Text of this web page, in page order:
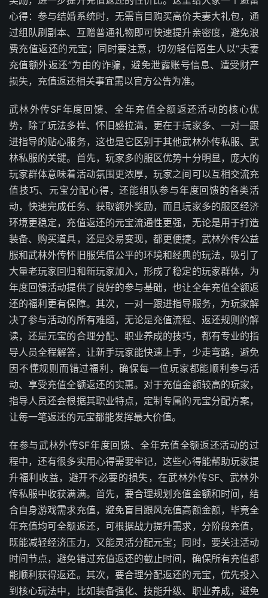
心得：参与结婚系统时，无需盲目购买高价夫妻大礼包，通
过组队刷副本、互赠普通礼物即可快速提升亲密度，避免浪
费充值返还的元宝；同时要注意，切勿轻信陌生人以“夫妻
充值额外返还”为由的诈骗，避免泄露账号信息、遭受财产
损失，充值返还相关事宜需以官方公告为准。
武林外传SF年度回馈、全年充值全额返还活动的核心优
势，除了玩法多样、怀旧感拉满，更在于玩家多、一对一跟
进指导的贴心服务，这也是它区别于其他武林外传私服、武
林私服的关键。首先，玩家多的服区优势十分明显，庞大的
玩家群体意味着活动氛围更浓厚，玩家之间可以互相交流充
值技巧、元宝分配心得，还能组队参与年度回馈的各类活
动，快速完成任务、获取额外奖励，而且玩家多的服区经济
环境更稳定，充值返还的元宝流通性更强，无论是用于打造
装备、购买道具，还是交易变现，都更便捷。武林外传公益
服和武林外传怀旧服凭借公平的环境和经典的玩法，吸引了
大量老玩家回归和新玩家加入，形成了稳定的玩家群体，为
年度回馈活动提供了良好的参与基础，也让全年充值全额返
还的福利更有保障。其次，一对一跟进指导服务，为玩家解
决了参与活动的所有难题，无论是充值流程、返还规则的解
读，还是元宝的合理分配、职业养成的技巧，都有专业的指
导人员全程解答，让新手玩家能快速上手，少走弯路，避免
因不懂规则而错过福利，确保每一位玩家都能顺利参与活
动、享受充值全额返还的实惠。对于充值金额较高的玩家，
指导人员还会根据其职业特点，定制专属的元宝分配方案，
让每一笔返还的元宝都能发挥最大价值。
在参与武林外传SF年度回馈、全年充值全额返还活动的过
程中，还有很多实用心得需要牢记，这些心得能帮助玩家提
升福利收益，避开不必要的损失，在武林外传SF、武林外
传私服中收获满满。首先，要合理规划充值金额和时间，结
合自身游戏需求充值，避免盲目跟风充值高额金额，毕竟全
年充值均可全额返还，可根据战力提升需求，分阶段充值，
既能减轻经济压力，又能灵活分配元宝；同时，要关注活动
时间节点，避免错过充值返还的截止时间，确保所有充值都
能顺利获得返还。其次，要合理分配返还的元宝，优先投入
到核心玩法中，比如装备强化、技能升级、职业养成，避免